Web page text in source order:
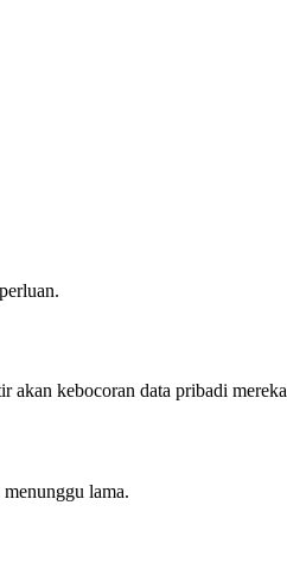
akan kebocoran data pribadi
lama.